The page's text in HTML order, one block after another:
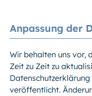
Anpassung der
Wir behalten uns vor,
Zeit zu Zeit zu
veröffentlicht.